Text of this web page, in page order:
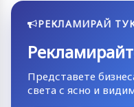
РЕКЛАМИРАЙ
Представете
света с ясно и